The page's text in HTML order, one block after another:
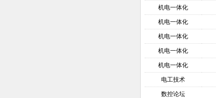
机电一体化
机电一体化
机电一体化
机电一体化
机电一体化
电工技术
数控论坛